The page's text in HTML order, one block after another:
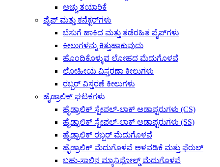
ಅಚ್ಚು ತಯಾರಿಕೆ
ಪೈಪ್ ಮತ್ತು ಕನೆಕ್ಟರ್‌ಗಳು
ಬೆಸುಗೆ ಹಾಕಿದ ಮತ್ತು ತಡೆರಹಿತ ಪೈಪ್‌ಗಳು
ಕೀಲುಗಳನ್ನು ಕಿತ್ತುಹಾಕುವುದು
ಹೊಂದಿಕೊಳ್ಳುವ ಲೋಹದ ಮೆದುಗೊಳವೆ
ಲೋಹೀಯ ವಿಸ್ತರಣಾ ಕೀಲುಗಳು
ರಬ್ಬರ್ ವಿಸ್ತರಣೆ ಕೀಲುಗಳು
ಹೈಡ್ರಾಲಿಕ್ ಘಟಕಗಳು
ಹೈಡ್ರಾಲಿಕ್ ಸ್ಟೇಪಲ್-ಲಾಕ್ ಅಡಾಪ್ಟರುಗಳು (CS)
ಹೈಡ್ರಾಲಿಕ್ ಸ್ಟೇಪಲ್-ಲಾಕ್ ಅಡಾಪ್ಟರುಗಳು (SS)
ಹೈಡ್ರಾಲಿಕ್ ರಬ್ಬರ್ ಮೆದುಗೊಳವೆ
ಹೈಡ್ರಾಲಿಕ್ ಮೆದುಗೊಳವೆ ಅಳವಡಿಕೆ ಮತ್ತು ಫೆರುಲ್
ಬಹು-ಸಾಲಿನ ಮ್ಯಾನಿಫೋಲ್ಡ್ ಮೆದುಗೊಳವೆ